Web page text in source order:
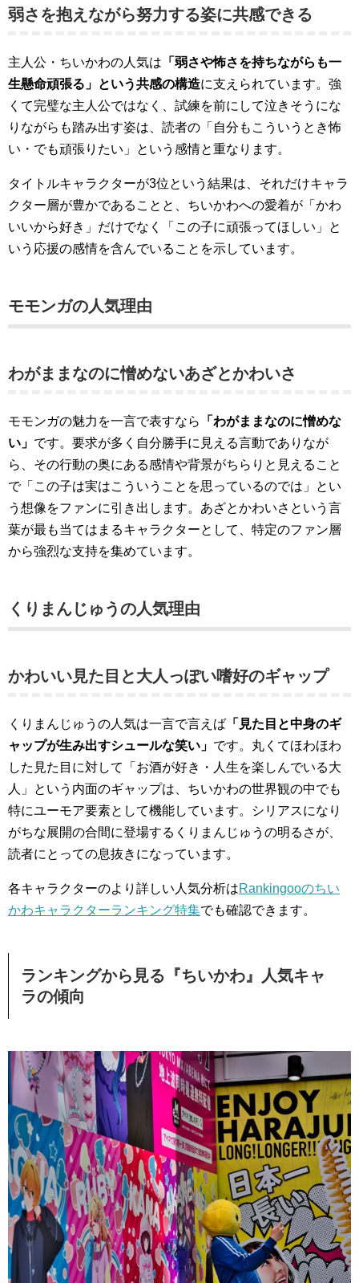
弱さを抱えながら努力する姿に共感できる
主人公・ちいかわの人気は 「弱さや怖さを持ちながらも一
生懸命頑張る」という共感の構造に支えられています。強
くて完璧な主人公ではなく、試練を前にして泣きそうにな
りながらも踏み出す姿は、読者の「自分もこういうとき怖
い・でも頑張りたい」という感情と重なります。
タイトルキャラクターが3位という結果は、それだけキャラ
クター層が豊かであることと、ちいかわへの愛着が「かわ
いいから好き」だけでなく「この子に頑張ってほしい」と
いう応援の感情を含んでいることを示しています。
モモンガの人気理由
わがままなのに憎めないあざとかわいさ
モモンガの魅力を一言で表すなら
「わがままなのに憎めな
い」 です。要求が多く自分勝手に見える言動でありなが
ら、その行動の奥にある感情や背景がちらりと見えること
で「この子は実はこういうことを思っているのでは」とい
う想像をファンに引き出します。あざとかわいさという言
葉が最も当てはまるキャラクターとして、特定のファン層
から強烈な支持を集めています。
くりまんじゅうの人気理由
かわいい見た目と大人っぽい嗜好のギャップ
くりまんじゅうの人気は一言で言えば 「見た目と中身のギ
ャップが生み出すシュールな笑い」 です。丸くてほわほわ
した見た目に対して「お酒が好き・人生を楽しんでいる大
人」という内面のギャップは、ちいかわの世界観の中でも
特にユーモア要素として機能しています。シリアスになり
がちな展開の合間に登場するくりまんじゅうの明るさが、
読者にとっての息抜きになっています。
各キャラクターのより詳しい人気分析はRankingooのちい
かわキャラクターランキング特集でも確認できます。
ランキングから見る『ちいかわ』人気キャ
ラの傾向